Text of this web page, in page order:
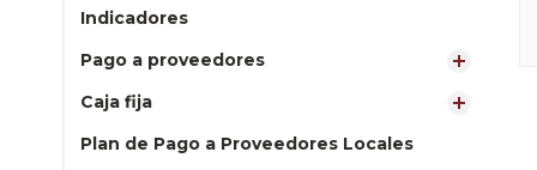
Indicadores
Pago a proveedores
Caja fija
Plan de Pago a Proveedores Locales